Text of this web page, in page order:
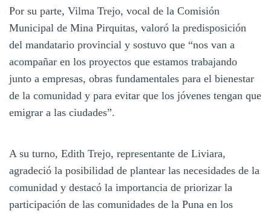
Por su parte, Vilma Trejo, vocal de la Comisión
Municipal de Mina Pirquitas, valoró la predisposición
del mandatario provincial y sostuvo que “nos van a
acompañar en los proyectos que estamos trabajando
junto a empresas, obras fundamentales para el bienestar
de la comunidad y para evitar que los jóvenes tengan que
emigrar a las ciudades”.
A su turno, Edith Trejo, representante de Liviara,
agradeció la posibilidad de plantear las necesidades de la
comunidad y destacó la importancia de priorizar la
participación de las comunidades de la Puna en los